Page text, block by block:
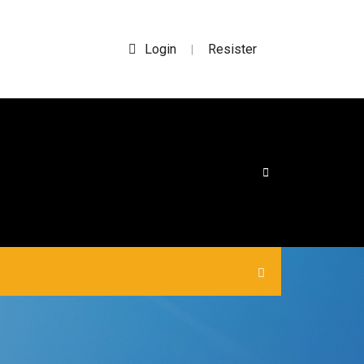
Login | Resister